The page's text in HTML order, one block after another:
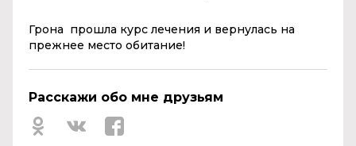
Грона прошла курс лечения и вернулась на
прежнее место обитание!
Расскажи обо мне друзьям